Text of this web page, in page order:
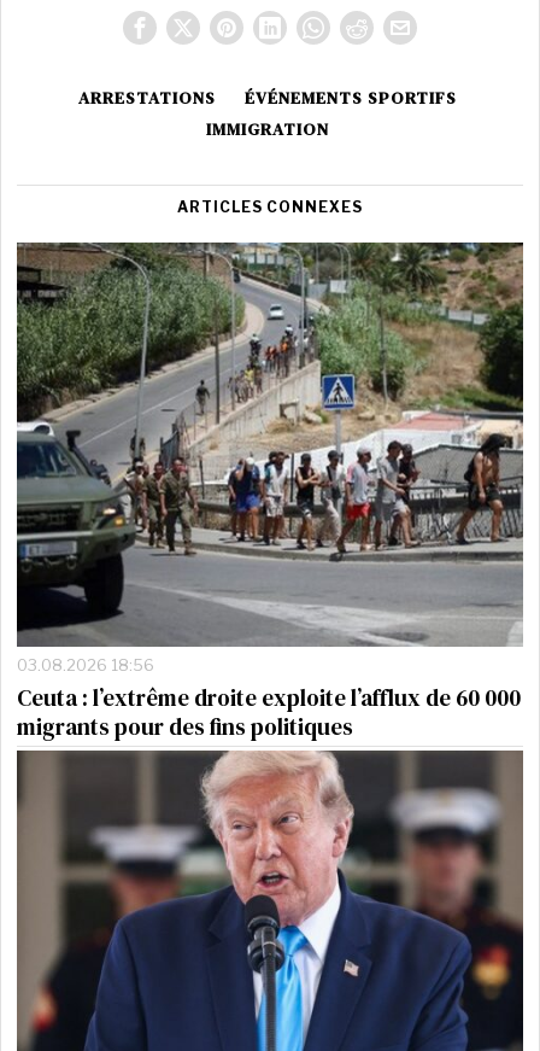
ARRESTATIONS
ÉVÉNEMENTS SPORTIFS
IMMIGRATION
ARTICLES CONNEXES
03.08.2026 18:56
Ceuta : l’extrême droite exploite l’afflux de 60 000
migrants pour des fins politiques